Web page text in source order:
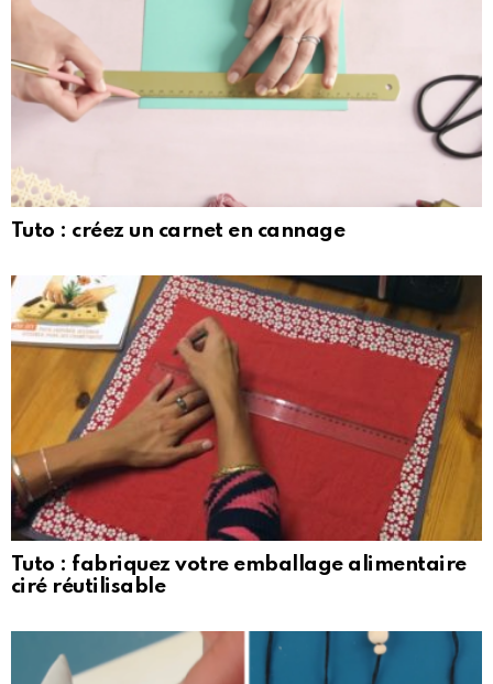
Tuto : créez un carnet en cannage
Tuto : fabriquez votre emballage alimentaire
ciré réutilisable